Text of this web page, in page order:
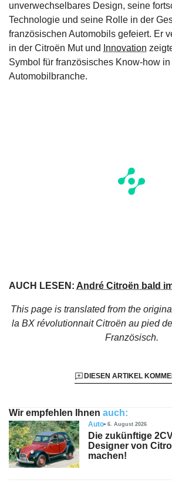
unverwechselbares Design, seine
Technologie und seine Rolle in der
französischen Automobils gefeiert. Er
in der Citroën Mut und
Innovation
Symbol für französisches Know-how in
Automobilbranche.
AUCH LESEN: André Citroën bald
This page is translated from the
la BX révolutionnait Citroën au pied
Französisch.
DIESEN ARTIKEL
Wir empfehlen Ihnen auch:
Auto 6. August 2026
Die zukünftige
Designer von
machen!